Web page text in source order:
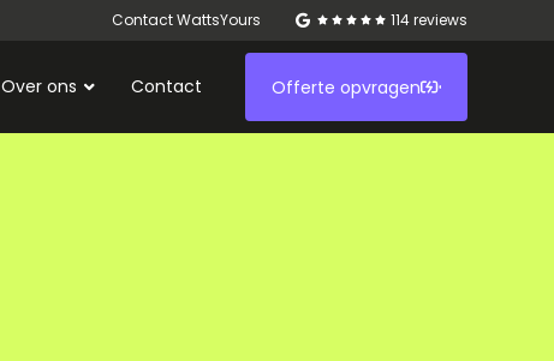
Contact WattsYours 114 reviews
Over ons Contact Offerte opvragen